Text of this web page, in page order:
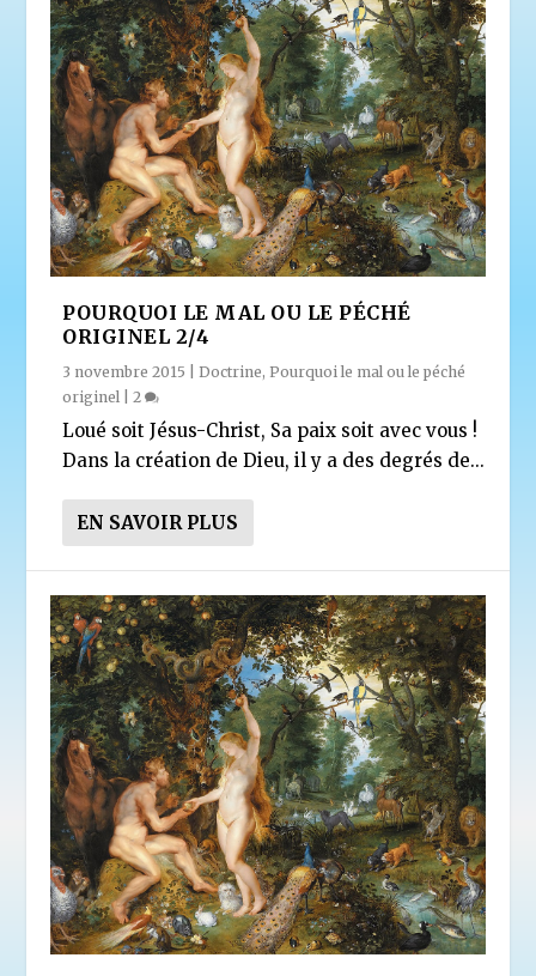
POURQUOI LE MAL OU LE PÉCHÉ
ORIGINEL 2/4
3 novembre 2015 Doctrine, Pourquoi le mal ou le péché
originel |2
Loué soit Jésus-Christ, Sa paix soit avec vous !
Dans la création de Dieu, il y a des degrés de...
EN SAVOIR PLUS